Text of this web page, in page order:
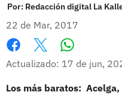
Por: Redacción digital La
22 de Mar, 2017
Facebook
X
Actualizado: 17 de jun,
Los más baratos: